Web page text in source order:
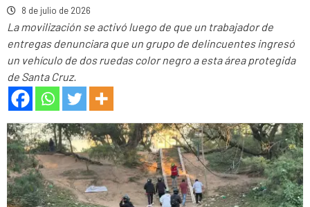
8 de julio de 2026
La movilización se activó luego de que un trabajador de
entregas denunciara que un grupo de delincuentes ingresó
un vehículo de dos ruedas color negro a esta área protegida
de Santa Cruz.